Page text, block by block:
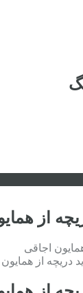
از
اجاقی
دریچه از